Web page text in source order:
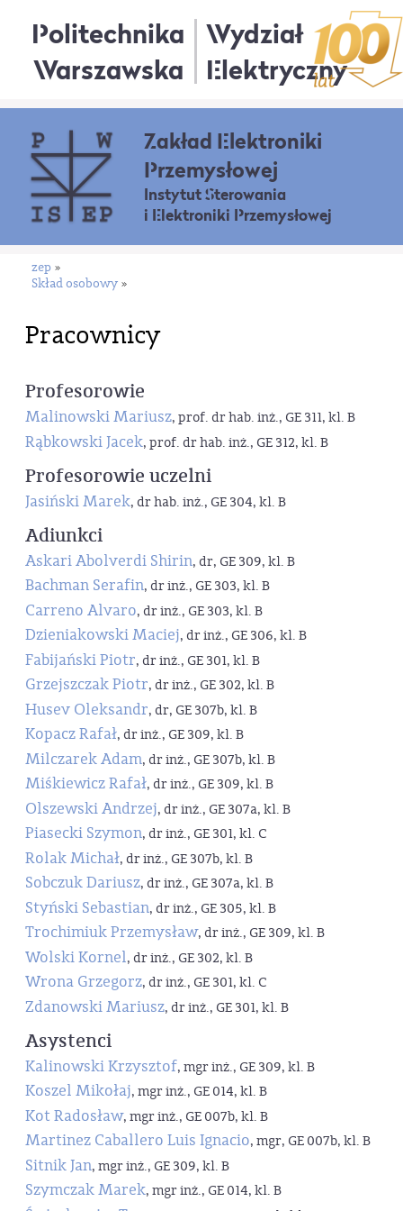
Politechnika
Warszawska
Wydział
Elektryczny
Zakład Elektroniki
Przemysłowej
Instytut Sterowania
i Elektroniki Przemysłowej
zep »
Skład osobowy »
Pracownicy
Profesorowie
Malinowski Mariusz, prof. dr hab. inż., GE 311, kl. B
Rąbkowski Jacek, prof. dr hab. inż., GE 312, kl. B
Profesorowie uczelni
Jasiński Marek, dr hab. inż., GE 304, kl. B
Adiunkci
Askari Abolverdi Shirin, dr, GE 309, kl. B
Bachman Serafin, dr inż., GE 303, kl. B
Carreno Alvaro, dr inż., GE 303, kl. B
Dzieniakowski Maciej, dr inż., GE 306, kl. B
Fabijański Piotr, dr inż., GE 301, kl. B
Grzejszczak Piotr, dr inż., GE 302, kl. B
Husev Oleksandr, dr, GE 307b, kl. B
Kopacz Rafał, dr inż., GE 309, kl. B
Milczarek Adam, dr inż., GE 307b, kl. B
Miśkiewicz Rafał, dr inż., GE 309, kl. B
Olszewski Andrzej, dr inż., GE 307a, kl. B
Piasecki Szymon, dr inż., GE 301, kl. C
Rolak Michał, dr inż., GE 307b, kl. B
Sobczuk Dariusz, dr inż., GE 307a, kl. B
Styński Sebastian, dr inż., GE 305, kl. B
Trochimiuk Przemysław, dr inż., GE 309, kl. B
Wolski Kornel, dr inż., GE 302, kl. B
Wrona Grzegorz, dr inż., GE 301, kl. C
Zdanowski Mariusz, dr inż., GE 301, kl. B
Asystenci
Kalinowski Krzysztof, mgr inż., GE 309, kl. B
Koszel Mikołaj, mgr inż., GE 014, kl. B
Kot Radosław, mgr inż., GE 007b, kl. B
Martinez Caballero Luis Ignacio, mgr, GE 007b, kl. B
Sitnik Jan, mgr inż., GE 309, kl. B
Szymczak Marek, mgr inż., GE 014, kl. B